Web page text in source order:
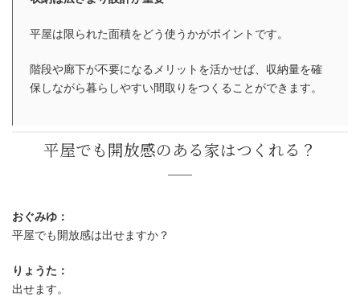
平屋でも収納スペースは十分確保
平屋は限られた面積をどう使うかがポイントです。
階段や廊下が不要になるメリットを活かせば、収納量を確
保しながら暮らしやすい間取りをつくることができます。
おぐみゆ：
平屋でも開放感は出せますか？
りょうた：
出せます。